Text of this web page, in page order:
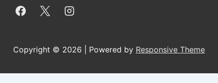
Copyright © 2026 | Powered by Responsive Theme